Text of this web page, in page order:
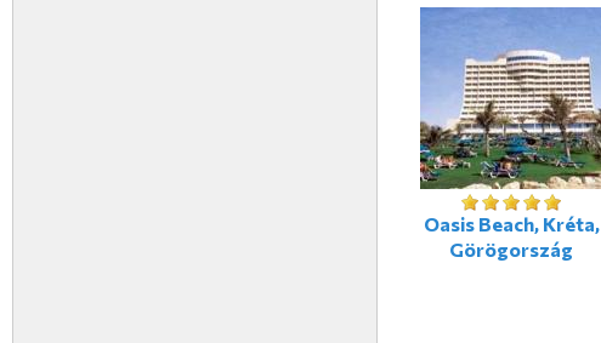
Oasis Beach, Kréta,
Görögország